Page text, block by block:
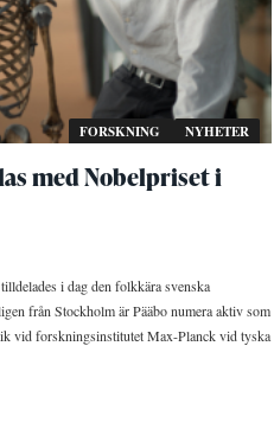
FORSKNING NYHETER
med Nobelpriset i
i dag den folkkära svenska
från Stockholm är Pääbo numera aktiv som
vid forskningsinstitutet Max-Planck vid tyska